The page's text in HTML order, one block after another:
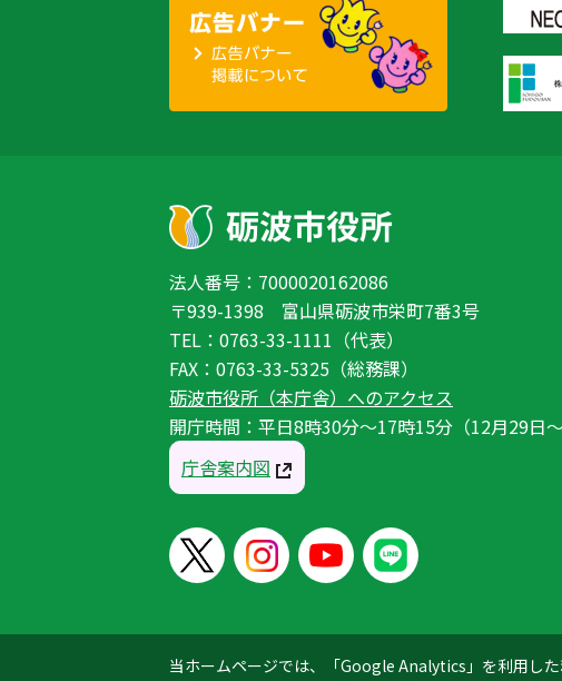
当ホームページでは、「Google Analytics」を利用し
法人番号：7000020162086
〒939-1398 富山県砺波市栄町7番3号
TEL：0763-33-1111（代表）
FAX：0763-33-5325（総務課）
砺波市役所（本庁舎）へのアクセス
開庁時間：平日8時30分〜17時15分（12月29日
庁舎案内図